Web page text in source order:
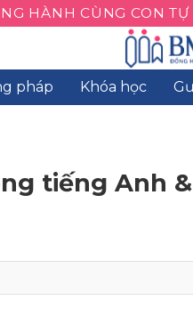
HÀNH CÙNG CON
pháp Khóa học
tiếng Anh